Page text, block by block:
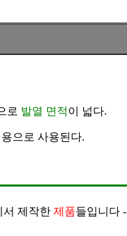
로 발열 면적이 넓다.
용으로 사용된다.
서 제작한 제품들입니다 -